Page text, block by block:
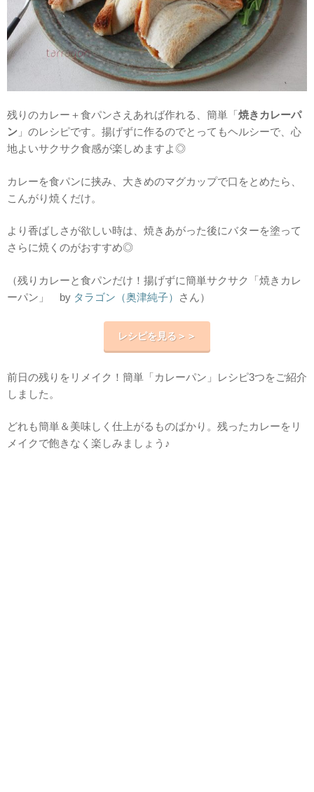
残りのカレー＋食パンさえあれば作れる、簡単「焼きカレーパ
ン 」のレシピです。揚げずに作るのでとってもヘルシーで、心
地よいサクサク食感が楽しめますよ◎
カレーを食パンに挟み、大きめのマグカップで口をとめたら、
こんがり焼くだけ。
より香ばしさが欲しい時は、焼きあがった後にバターを塗って
さらに焼くのがおすすめ◎
（残りカレーと食パンだけ！揚げずに簡単サクサク「焼きカレ
ーパン」 by タラゴン（奥津純子） さん）
レシピを見る＞＞
前日の残りをリメイク！簡単「カレーパン」レシピ3つをご紹介
しました。
どれも簡単＆美味しく仕上がるものばかり。残ったカレーをリ
メイクで飽きなく楽しみましょう♪